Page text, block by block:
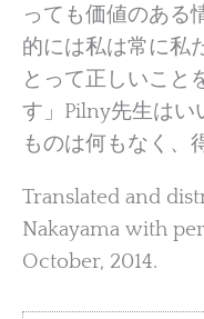
っても価値のある
的には私は常に私
とって正しいこと
す」Pilny先生はい
ものは何もなく、
Translated and
Nakayama with
October, 2014.